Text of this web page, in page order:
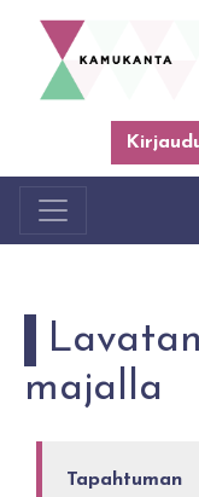
majalla
Tapahtuman